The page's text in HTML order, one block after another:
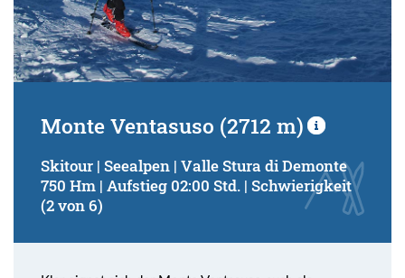
Monte Ventasuso (2712 m)
Skitour | Seealpen | Valle Stura di Demonte
750 Hm | Aufstieg 02:00 Std. | Schwierigkeit
(2 von 6)